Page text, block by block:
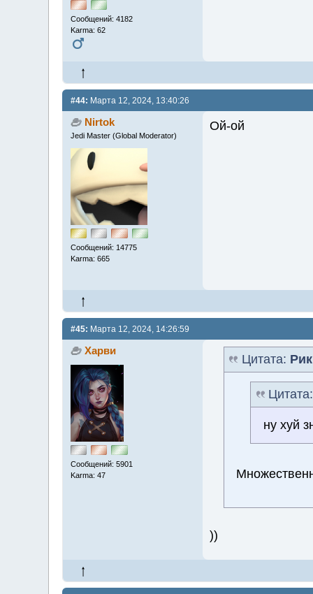
Сообщений: 4182
Karma: 62
#44: Марта 12, 2024, 13:40:26
Nirtok
Jedi Master (Global Moderator)
Сообщений: 14775
Karma: 665
Ой-ой
#45: Марта 12, 2024, 14:26:59
Харви
Сообщений: 5901
Karma: 47
Цитата:
ну хуй
))